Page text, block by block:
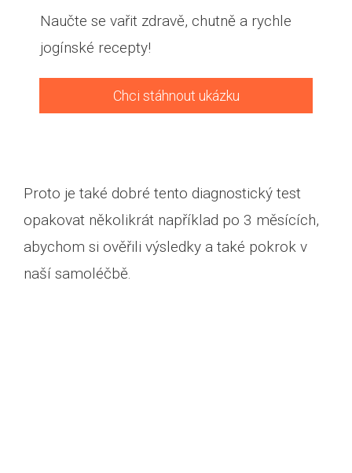
Naučte se vařit zdravě, chutně a rychle
jogínské recepty!
Chci stáhnout ukázku
Proto je také dobré tento diagnostický test
opakovat několikrát například po 3 měsících,
abychom si ověřili výsledky a také pokrok v
naší samoléčbě.